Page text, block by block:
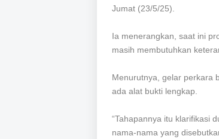
Jumat (23/5/25).
Ia menerangkan, saat ini
masih membutuhkan
Menurutnya, gelar perkara
ada alat bukti lengkap.
“Tahapannya itu klarifikasi
nama-nama yang